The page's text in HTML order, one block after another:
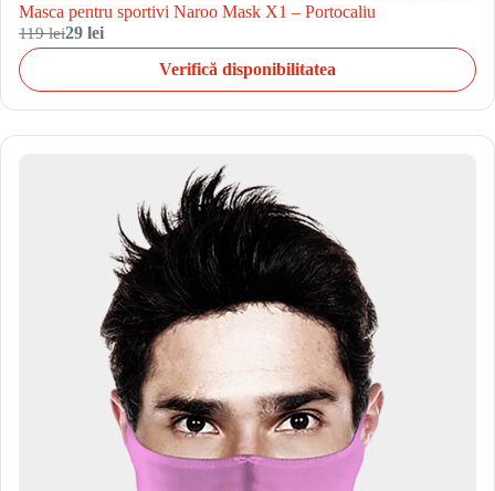
Masca pentru sportivi Naroo Mask X1 – Portocaliu
119 lei29 lei
Verifică disponibilitatea